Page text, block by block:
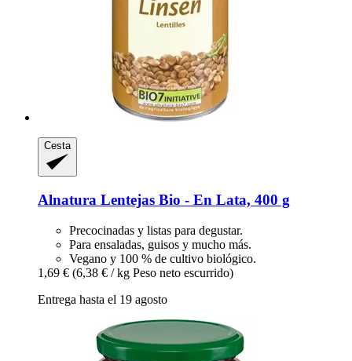
Cesta
Alnatura Lentejas Bio -​ En Lata, 400 g
Precocinadas y listas para degustar.
Para ensaladas, guisos y mucho más.
Vegano y 100 % de cultivo biológico.
1,69 € (6,38 € / kg Peso neto escurrido)
Entrega hasta el 19 agosto